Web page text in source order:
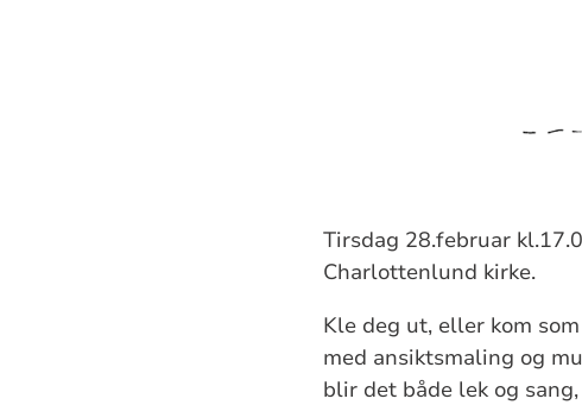
Tirsdag 28.februar
Charlottenlund kirke.
Kle deg ut, eller kom
med ansiktsmaling og
blir det både lek og